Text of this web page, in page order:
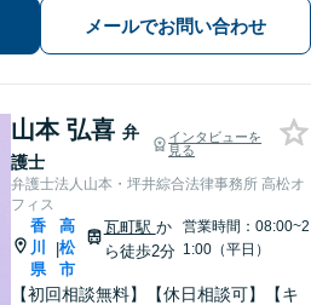
【離婚問題】不貞慰謝料の請求する側
／された側、双方に対応【弁護士歴10
メールでお問い合わせ
山本 弘喜 弁
護士
インタビューを
見る
弁護士法人山本・坪井綜合法律事務所 高松オ
フィス
香
川
県
|
高
松
市
瓦町駅 か
ら徒歩2分
営業時間：08:00~2
1:00（平日）
【初回相談無料】【休日相談可】【キ